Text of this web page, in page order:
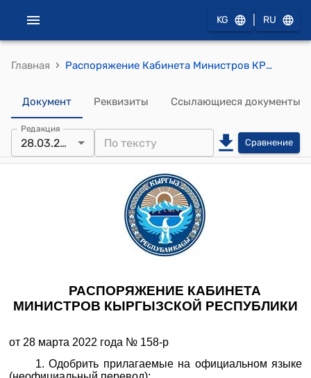
KG RU
Главная › Распоряжение Кабинета Министров КР от 28 марта 2022 года № 158-р "Соглашения о приостановлении обслуживания долга между Кабинетом Министров Кыргызской Республики и Японским агентством международного сотрудничества"
Документ Реквизиты Ссылающиеся документы
Редакция
28.03.2022 Сравнение